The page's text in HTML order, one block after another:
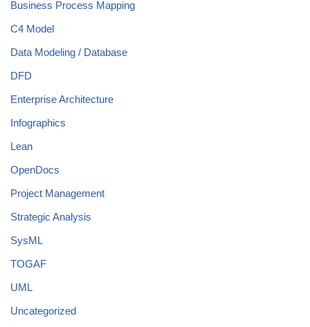
Business Process Mapping
C4 Model
Data Modeling / Database
DFD
Enterprise Architecture
Infographics
Lean
OpenDocs
Project Management
Strategic Analysis
SysML
TOGAF
UML
Uncategorized